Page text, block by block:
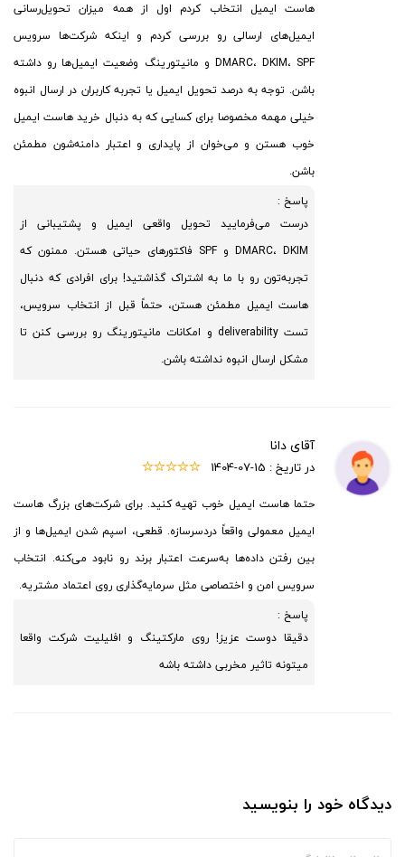
هاست ایمیل انتخاب کردم اول از همه میزان تحویل‌رسانی
ایمیل‌های ارسالی رو بررسی کردم و اینکه شرکت‌ها سرویس
DMARC، DKIM، SPF و مانیتورینگ وضعیت ایمیل‌ها رو داشته
باشن. توجه به درصد تحویل ایمیل یا تجربه کاربران در ارسال انبوه
خیلی مهمه مخصوصا برای کسایی که به دنبال خرید هاست ایمیل
خوب هستن و می‌خوان از پایداری و اعتبار دامنه‌شون مطمئن
باشن.
پاسخ :
درست می‌فرمایید تحویل واقعی ایمیل و پشتیبانی از
DMARC، DKIM و SPF فاکتورهای حیاتی هستن. ممنون که
تجربه‌تون رو با ما به اشتراک گذاشتید! برای افرادی که دنبال
هاست ایمیل مطمئن هستن، حتماً قبل از انتخاب سرویس،
تست deliverability و امکانات مانیتورینگ رو بررسی کنن تا
مشکل ارسال انبوه نداشته باشن.
آقای دانا
در تاریخ : 1404-07-15
حتما هاست ایمیل خوب تهیه کنید. برای شرکت‌های بزرگ هاست
ایمیل معمولی واقعاً دردسرسازه. قطعی، اسپم شدن ایمیل‌ها و از
بین رفتن داده‌ها به‌سرعت اعتبار برند رو نابود می‌کنه. انتخاب
سرویس امن و اختصاصی مثل سرمایه‌گذاری روی اعتماد مشتریه.
پاسخ :
دقیقا دوست عزیز! روی مارکتینگ و افلیلیت شرکت واقعا
میتونه تاثیر مخربی داشته باشه
دیدگاه خود را بنویسید